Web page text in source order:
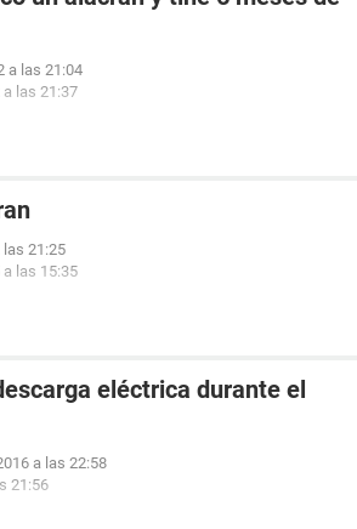
a las 21:04
las 21:37
las 21:25
las 15:35
eléctrica durante el
a las 22:58
21:56